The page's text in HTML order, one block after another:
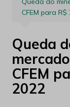
CFEM para
Queda
CFEM
2022